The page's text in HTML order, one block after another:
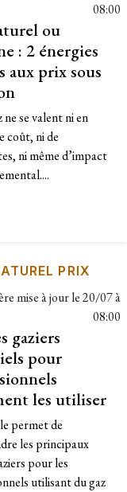
08:00
ou
: 2 énergies
aux prix sous
ne se valent ni en
coût, ni de
ni même d’impact
PRIX
mise à jour le20/07 à
08:00
gaziers
pour
les utiliser
permet de
les principaux
pour les
utilisant du gaz